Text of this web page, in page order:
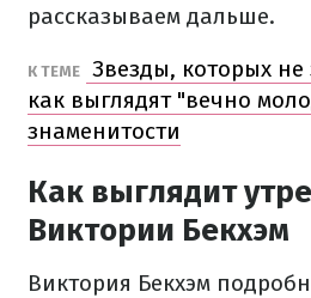
рассказываем дальше.
К ТЕМЕ
Звезды, которых не
как выглядят "вечно
знаменитости
Как выглядит
Виктории Бекхэм
Виктория Бекхэм